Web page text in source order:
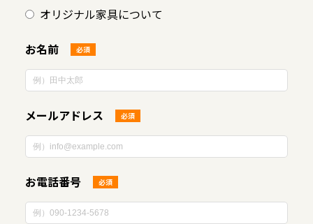
オリジナル家具について
お名前 必須
メールアドレス 必須
お電話番号 必須